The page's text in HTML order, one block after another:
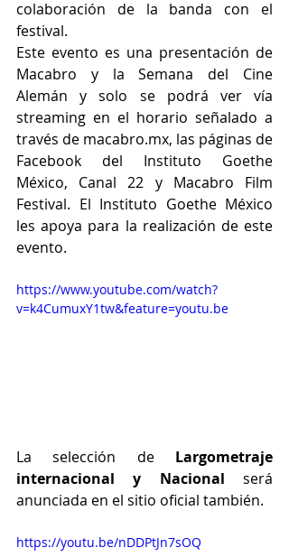
colaboración de la banda con el
festival.
Este evento es una presentación de
Macabro y la Semana del Cine
Alemán y solo se podrá ver vía
streaming en el horario señalado a
través de macabro.mx, las páginas de
Facebook del Instituto Goethe
México, Canal 22 y Macabro Film
Festival. El Instituto Goethe México
les apoya para la realización de este
evento.
https://www.youtube.com/watch?
v=k4CumuxY1tw&feature=youtu.be
La selección de Largometraje
internacional y Nacional será
anunciada en el sitio oficial también.
https://youtu.be/nDDPtJn7sOQ